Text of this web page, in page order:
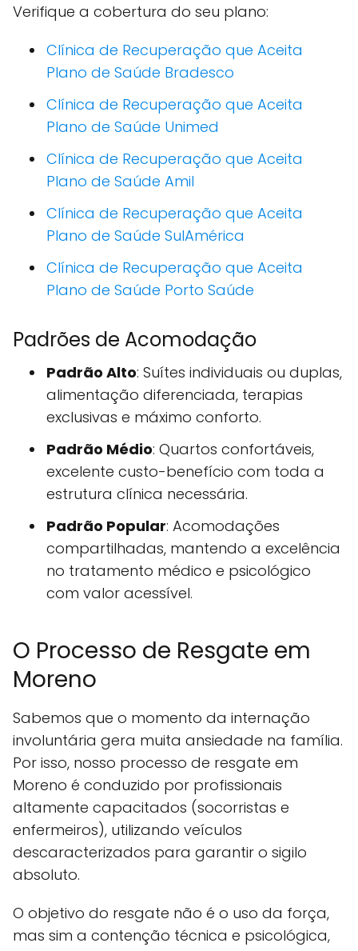
Verifique a cobertura do seu plano:
Clínica de Recuperação que Aceita
Plano de Saúde Bradesco
Clínica de Recuperação que Aceita
Plano de Saúde Unimed
Clínica de Recuperação que Aceita
Plano de Saúde Amil
Clínica de Recuperação que Aceita
Plano de Saúde SulAmérica
Clínica de Recuperação que Aceita
Plano de Saúde Porto Saúde
Padrões de Acomodação
Padrão Alto: Suítes individuais ou duplas,
alimentação diferenciada, terapias
exclusivas e máximo conforto.
Padrão Médio: Quartos confortáveis,
excelente custo-benefício com toda a
estrutura clínica necessária.
Padrão Popular: Acomodações
compartilhadas, mantendo a excelência
no tratamento médico e psicológico
com valor acessível.
O Processo de Resgate em
Moreno
Sabemos que o momento da internação
involuntária gera muita ansiedade na família.
Por isso, nosso processo de resgate em
Moreno é conduzido por profissionais
altamente capacitados (socorristas e
enfermeiros), utilizando veículos
descaracterizados para garantir o sigilo
absoluto.
O objetivo do resgate não é o uso da força,
mas sim a contenção técnica e psicológica,